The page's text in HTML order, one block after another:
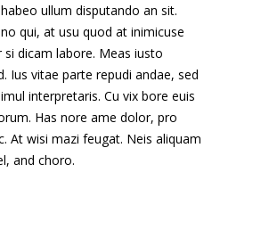
ullum disputando an sit.
qui, at usu quod at inimicuse
dicam labore. Meas iusto
Ius vitae parte repudi andae, sed
interpretaris. Cu vix bore euis
Has nore ame dolor, pro
At wisi mazi feugat. Neis aliquam
and choro.